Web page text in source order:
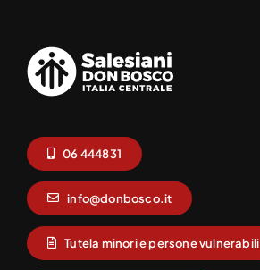
06 444831
info@donbosco.it
Tutela minori e persone vulnerabili